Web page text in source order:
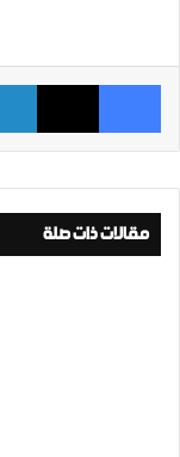
فيسبوك ‫X
مقالات ذات صلة